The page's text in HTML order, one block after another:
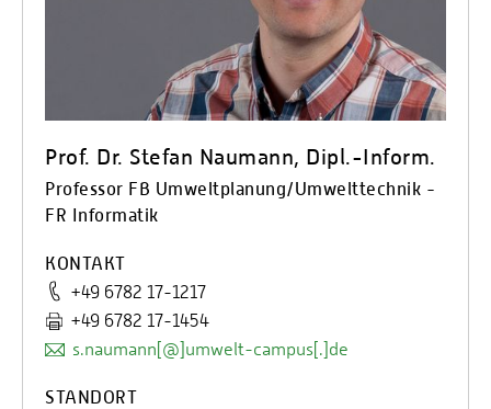
Prof. Dr. Stefan Naumann, Dipl.-Inform.
Professor FB Umweltplanung/Umwelttechnik -
FR Informatik
KONTAKT
+49 6782 17-1217
+49 6782 17-1454
s.naumann[@]umwelt-campus[.]de
STANDORT